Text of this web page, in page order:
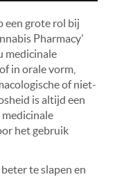
een grote rol bij
Pharmacy’
medicinale
in orale vorm,
of niet-
is altijd een
het gebruik
te slapen en